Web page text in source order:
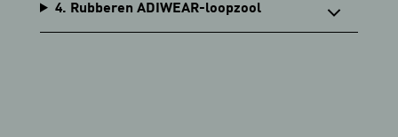
4. Rubberen ADIWEAR-loopzool